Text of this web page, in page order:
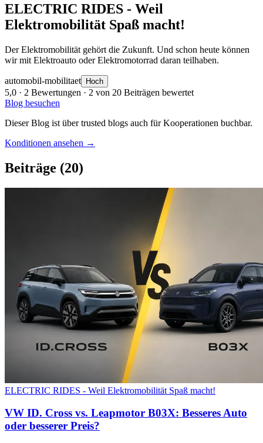
ELECTRIC RIDES - Weil
Elektromobilität Spaß macht!
Der Elektromobilität gehört die Zukunft. Und schon heute können
wir mit Elektroauto oder Elektromotorrad daran teilhaben.
automobil-mobilitaet Hoch
5,0 · 2 Bewertungen · 2 von 20 Beiträgen bewertet
Blog besuchen
Dieser Blog ist über trusted blogs auch für Kooperationen buchbar.
Konditionen ansehen →
Beiträge (20)
ELECTRIC RIDES - Weil Elektromobilität Spaß macht!
VW ID. Cross vs. Leapmotor B03X: Besseres Auto
oder besserer Preis?